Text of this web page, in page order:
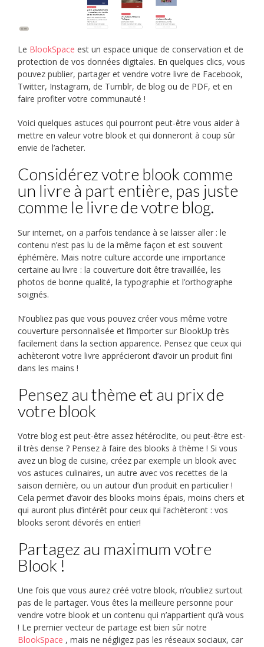
Le BlookSpace est un espace unique de conservation et de
protection de vos données digitales. En quelques clics, vous
pouvez publier, partager et vendre votre livre de Facebook,
Twitter, Instagram, de Tumblr, de blog ou de PDF, et en
faire profiter votre communauté !
Voici quelques astuces qui pourront peut-être vous aider à
mettre en valeur votre blook et qui donneront à coup sûr
envie de l’acheter.
Considérez votre blook comme
un livre à part entière, pas juste
comme le livre de votre blog.
Sur internet, on a parfois tendance à se laisser aller : le
contenu n’est pas lu de la même façon et est souvent
éphémère. Mais notre culture accorde une importance
certaine au livre : la couverture doit être travaillée, les
photos de bonne qualité, la typographie et l’orthographe
soignés.
N’oubliez pas que vous pouvez créer vous même votre
couverture personnalisée et l’importer sur BlookUp très
facilement dans la section apparence. Pensez que ceux qui
achèteront votre livre apprécieront d’avoir un produit fini
dans les mains !
Pensez au thème et au prix de
votre blook
Votre blog est peut-être assez hétéroclite, ou peut-être est-
il très dense ? Pensez à faire des blooks à thème ! Si vous
avez un blog de cuisine, créez par exemple un blook avec
vos astuces culinaires, un autre avec vos recettes de la
saison dernière, ou un autour d’un produit en particulier !
Cela permet d’avoir des blooks moins épais, moins chers et
qui auront plus d’intérêt pour ceux qui l’achèteront : vos
blooks seront dévorés en entier!
Partagez au maximum votre
Blook !
Une fois que vous aurez créé votre blook, n’oubliez surtout
pas de le partager. Vous êtes la meilleure personne pour
vendre votre blook et un contenu qui n’appartient qu’à vous
! Le premier vecteur de partage est bien sûr notre
BlookSpace , mais ne négligez pas les réseaux sociaux, car